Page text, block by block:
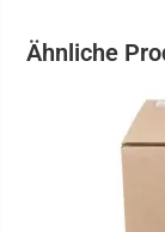
Ähnliche